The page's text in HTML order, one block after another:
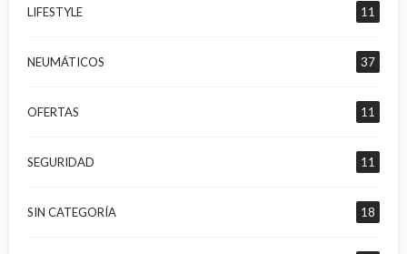
LIFESTYLE 11
NEUMÁTICOS 37
OFERTAS 11
SEGURIDAD 11
SIN CATEGORÍA 18